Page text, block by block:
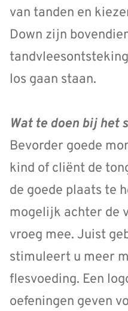
van tanden en
Down zijn
los gaan staan.
Wat te doen bij het
Bevorder goede
kind of cliënt de
de goede plaats te
mogelijk achter de
vroeg mee. Juist
stimuleert u meer
flesvoeding. Een
oefeningen geven